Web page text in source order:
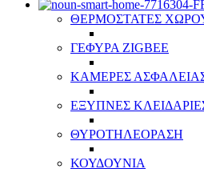
ΘΕΡΜΟΣΤΑΤΕΣ
ΓΕΦΥΡΑ ZIGBEE
ΚΑΜΕΡΕΣ
ΕΞΥΠΝΕΣ
ΘΥΡΟΤΗΛΕΟΡΑΣΗ
ΚΟΥΔΟΥΝΙΑ